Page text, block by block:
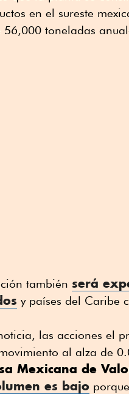
en el sureste
toneladas
también será
y países del Caribe
las acciones el
al alza de
Mexicana de
es bajo